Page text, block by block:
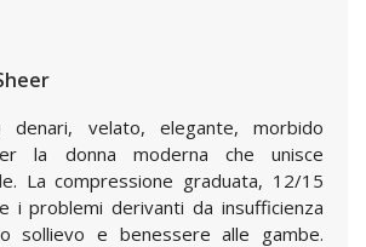
denari, velato, elegante, morbido
la donna moderna che unisce
La compressione graduata, 12/15
i problemi derivanti da insufficienza
sollievo e benessere alle gambe.